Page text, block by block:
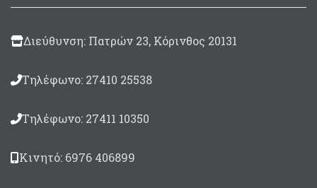
Διεύθυνση: Πατρών 23, Κόρινθος 20131
Τηλέφωνο: 27410 25538
Τηλέφωνο: 27411 10350
Κινητό: 6976 406899